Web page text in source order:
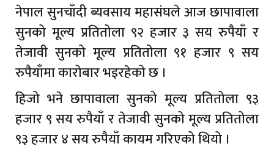
नेपाल सुनचाँदी ब्यवसाय महासंघले आज छापावाला
सुनको मूल्य प्रतितोला ९२ हजार ३ सय रुपैयाँ र
तेजावी सुनको मूल्य प्रतितोला ९१ हजार ९ सय
रुपैयाँमा कारोबार भइरहेको छ ।
हिजो भने छापावाला सुनको मूल्य प्रतितोला ९३
हजार ९ सय रुपैयाँ र तेजावी सुनको मूल्य प्रतितोला
९३ हजार ४ सय रुपैयाँ कायम गरिएको थियो ।